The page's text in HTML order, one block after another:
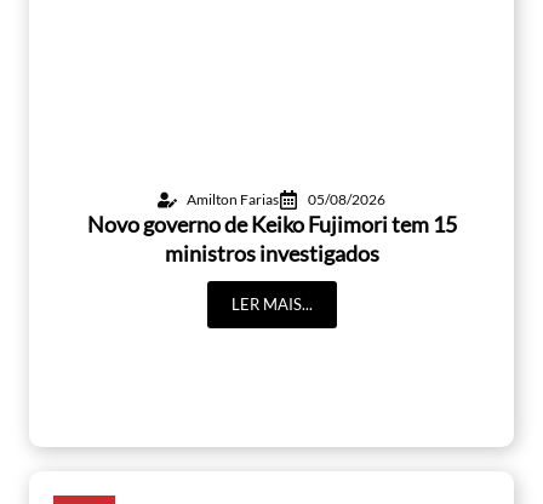
Amilton Farias 05/08/2026
Novo governo de Keiko Fujimori tem 15
ministros investigados
LER MAIS...